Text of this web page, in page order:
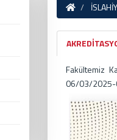
Fakültemiz
06/03/2025-